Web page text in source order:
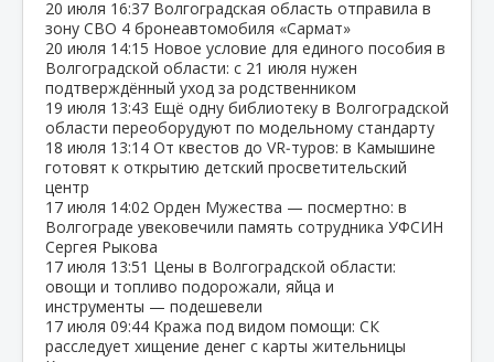
20 июля 16:37 Волгоградская область отправила в
зону СВО 4 бронеавтомобиля «Сармат»
20 июля 14:15 Новое условие для единого пособия в
Волгоградской области: с 21 июля нужен
подтверждённый уход за родственником
19 июля 13:43 Ещё одну библиотеку в Волгоградской
области переоборудуют по модельному стандарту
18 июля 13:14 От квестов до VR‑туров: в Камышине
готовят к открытию детский просветительский
центр
17 июля 14:02 Орден Мужества — посмертно: в
Волгограде увековечили память сотрудника УФСИН
Сергея Рыкова
17 июля 13:51 Цены в Волгоградской области:
овощи и топливо подорожали, яйца и
инструменты — подешевели
17 июля 09:44 Кража под видом помощи: СК
расследует хищение денег с карты жительницы